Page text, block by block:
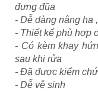
đựng đũa
- Dễ dàng nâng hạ
- Thiết kế phù hợp
- Có kèm khay
sau khi rửa
- Đã được kiểm
- Dễ vệ sinh